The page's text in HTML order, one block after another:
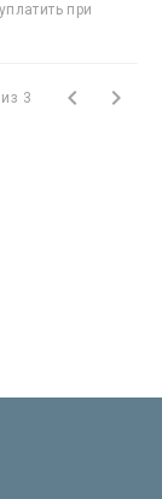
при
3  